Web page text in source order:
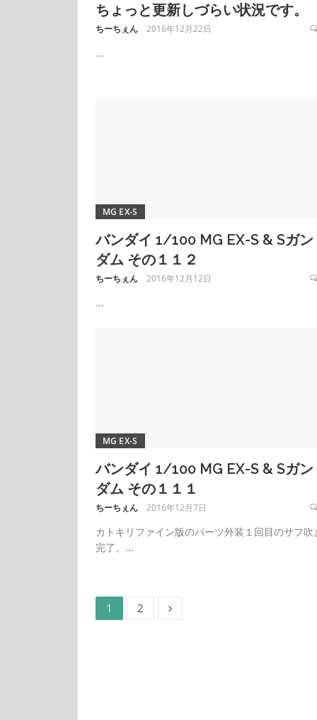
ちょっと更新しづらい状況です。
ちーちぇん 2016年12月22日
...
MG EX-S
バンダイ 1/100 MG EX-S & Sガン
ダム その１１２
ちーちぇん 2016年12月12日
...
MG EX-S
バンダイ 1/100 MG EX-S & Sガン
ダム その１１１
ちーちぇん 2016年12月7日
カトキリファイン版のパーツ外装１回目のサフ吹
完了。...
投
ペ
ー
1
ペ
ー
2